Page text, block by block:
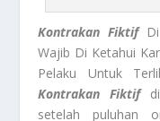
Kontrakan FiktifDi
Wajib Di Ketahui
Pelaku Untuk
Kontrakan Fiktifdi
setelah puluhan